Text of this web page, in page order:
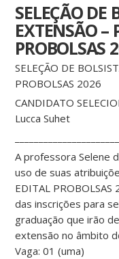
SELEÇÃO DE
EXTENSÃO –
PROBOLSAS
SELEÇÃO DE
PROBOLSAS 2026
CANDIDATO
Lucca Suhet
A professora Selene
uso de suas
EDITAL
das inscrições para
graduação que irão
extensão no âmbito
Vaga: 01 (uma)